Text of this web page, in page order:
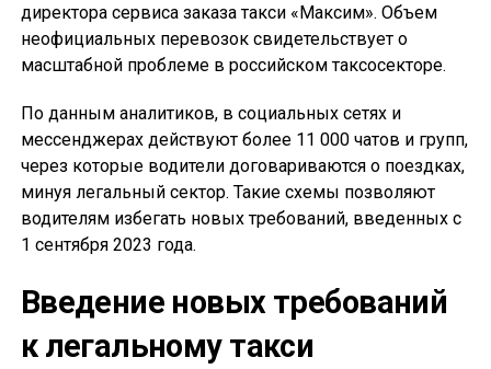
директора сервиса заказа такси «Максим». Объем
неофициальных перевозок свидетельствует о
масштабной проблеме в российском таксосекторе.
По данным аналитиков, в социальных сетях и
мессенджерах действуют более 11 000 чатов и групп,
через которые водители договариваются о поездках,
минуя легальный сектор. Такие схемы позволяют
водителям избегать новых требований, введенных с
1 сентября 2023 года.
Введение новых требований
к легальному такси